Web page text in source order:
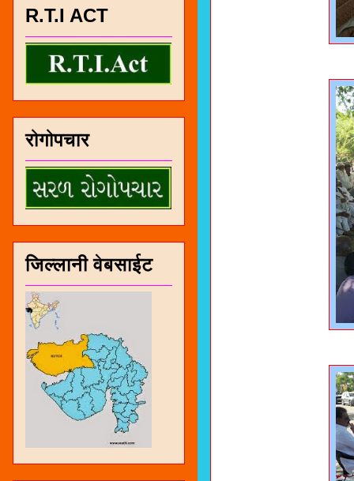
R.T.I ACT
रोगोपचार
जिल्लानी वेबसाईट